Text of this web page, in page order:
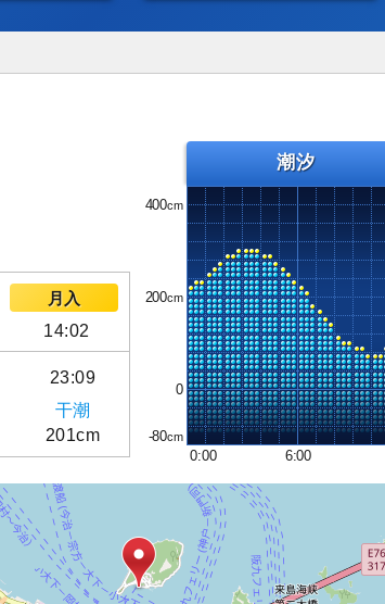
月入
14:02
23:09
干潮
201cm
潮汐
400
200
0
-80
0:00
6:00